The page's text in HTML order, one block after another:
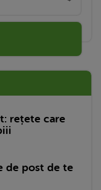
rețete care
de post de te